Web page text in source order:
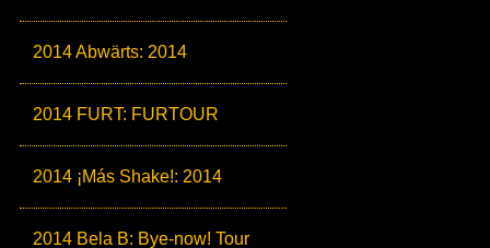
2014 Abwärts: 2014
2014 FURT: FURTOUR
2014 ¡Más Shake!: 2014
2014 Bela B: Bye-now! Tour